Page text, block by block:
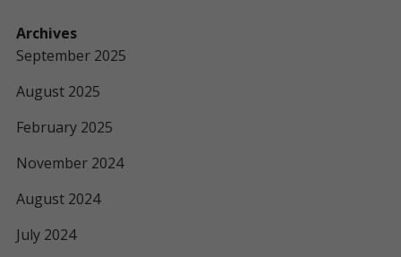
Archives
September 2025
August 2025
February 2025
November 2024
August 2024
July 2024